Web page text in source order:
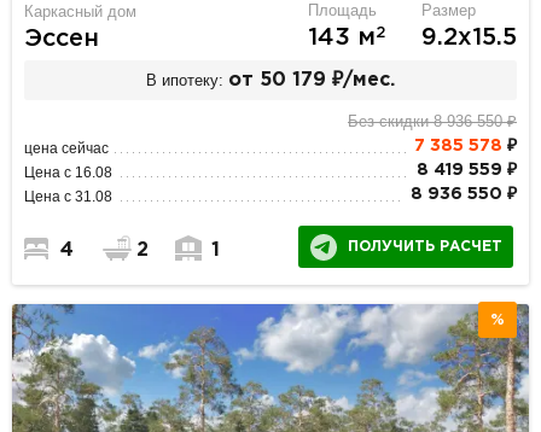
Каркасный дом
Эссен
Площадь
143 м2
Размер
9.2х15.5
В ипотеку: от 50 179 ₽/мес.
Без скидки 8 936 550 ₽
цена сейчас 7 385 578 ₽
Цена с 16.08 8 419 559 ₽
Цена с 31.08 8 936 550 ₽
4 2 1 ПОЛУЧИТЬ РАСЧЕТ
%